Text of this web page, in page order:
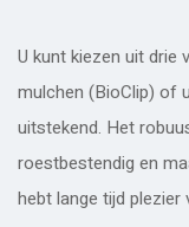
U kunt kiezen uit drie
mulchen (BioClip) of
uitstekend. Het
roestbestendig en
hebt lange tijd plezier